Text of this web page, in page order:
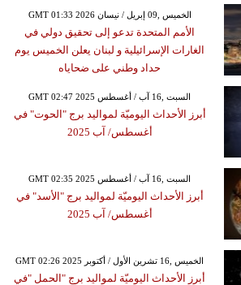
GMT 01:33 2026 الخميس ,09 إبريل / نيسان
الأمم المتحدة تدعو إلى تحقيق دولي في
الغارات الإسرائيلية و لبنان يعلن الخميس يوم
حداد وطني على ضحاياه
GMT 02:47 2025 السبت ,16 آب / أغسطس
أبرز الأحداث اليوميّة لمواليد برج "الحوت" في
أغسطس/ آب 2025
GMT 02:35 2025 السبت ,16 آب / أغسطس
أبرز الأحداث اليوميّة لمواليد برج "الأسد" في
أغسطس/ آب 2025
GMT 02:26 2025 الخميس ,16 تشرين الأول / أكتوبر
أبرز الأحداث اليوميّة لمواليد برج "الحمل "في